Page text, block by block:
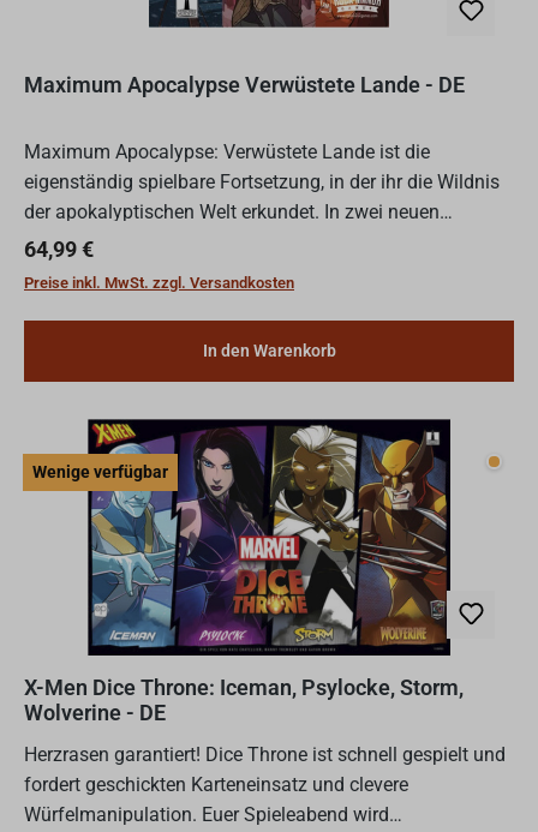
Maximum Apocalypse Verwüstete Lande - DE
Maximum Apocalypse: Verwüstete Lande ist die
eigenständig spielbare Fortsetzung, in der ihr die Wildnis
der apokalyptischen Welt erkundet. In zwei neuen
Kampagnen könnt ihr durch neue Spielelemente
unerwartete Entdeck...
Regulärer Preis:
64,99 €
Preise inkl. MwSt. zzgl. Versandkosten
In den Warenkorb
Wenige verfügbar
X-Men Dice Throne: Iceman, Psylocke, Storm,
Wolverine - DE
Herzrasen garantiert! Dice Throne ist schnell gespielt und
fordert geschickten Karteneinsatz und clevere
Würfelmanipulation. Euer Spieleabend wird